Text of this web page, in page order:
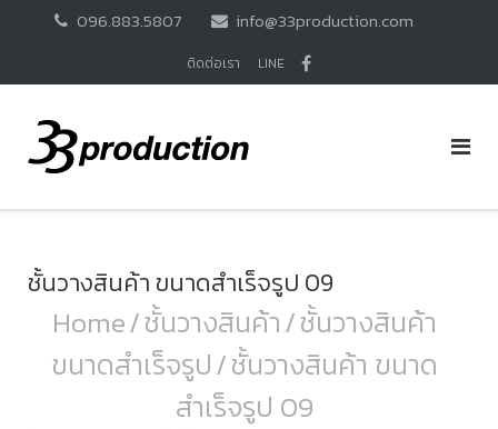
096.883.5807 info@33production.com
ติดต่อเรา LINE
ชั้นวางสินค้า ขนาดสำเร็จรูป 09
Home/ชั้นวางสินค้า/ชั้นวางสินค้า
ขนาดสำเร็จรูป/ชั้นวางสินค้า ขนาด
สำเร็จรูป 09